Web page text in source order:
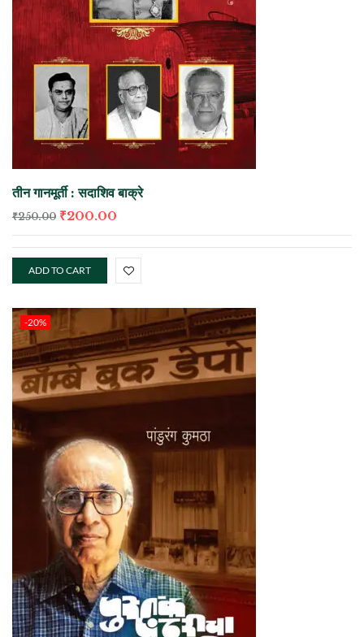
तीन गानमूर्ती : सदाशिव बाक्रे
₹250.00 ₹200.00
ADD TO CART
-20%